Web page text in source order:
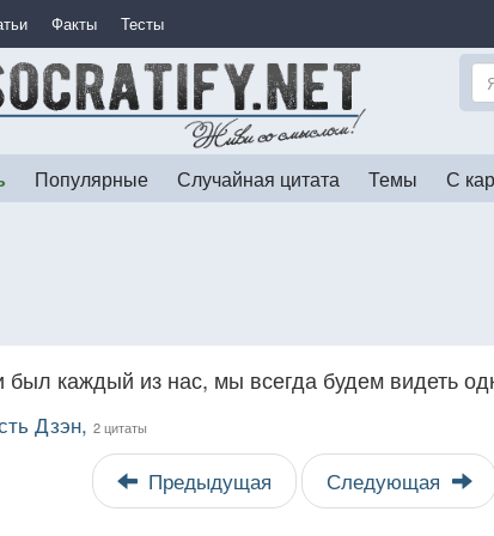
Факты Тесты
Популярные Случайная цитата Темы С
был каждый из нас, мы всегда будем видеть
Дзэн, 2 цитаты
Предыдущая Следующая